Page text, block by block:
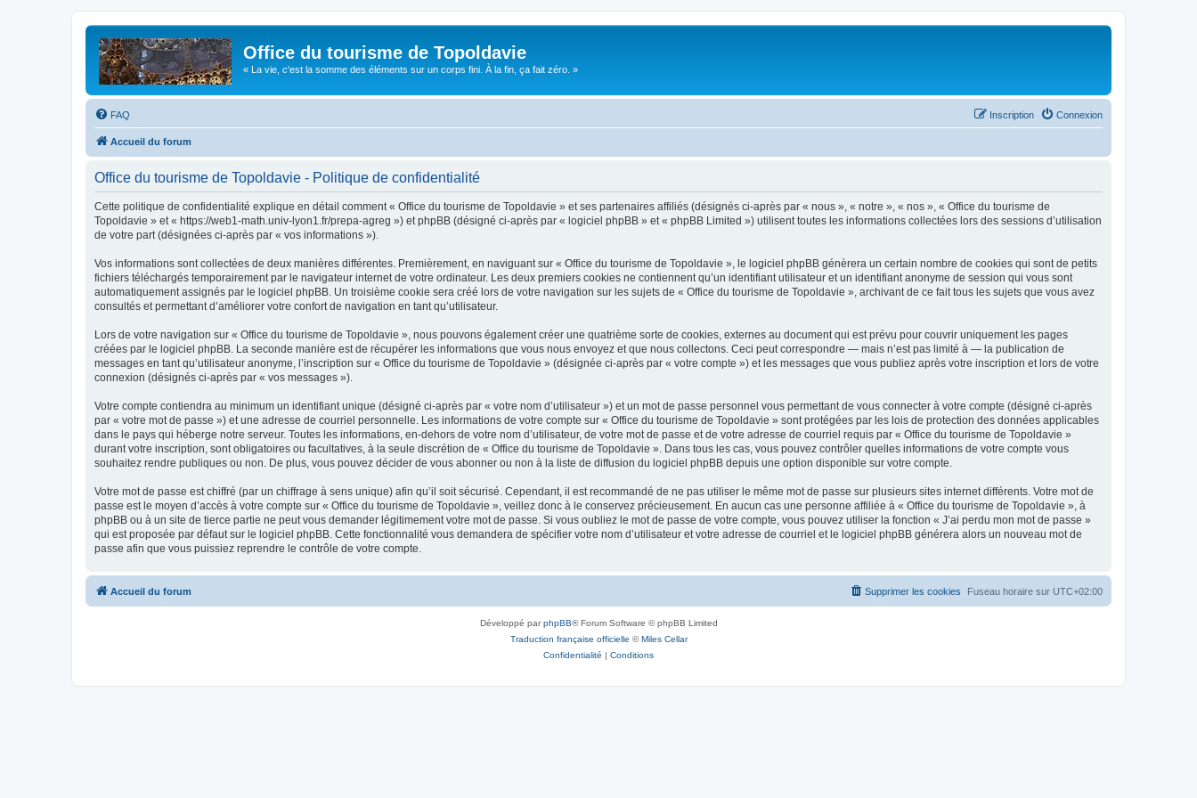
Office du tourisme de Topoldavie
« La vie, c'est la somme des éléments sur un corps fini. À la fin, ça fait zéro. »
FAQ Connexion
Inscription
Accueil du forum
Office du tourisme de Topoldavie - Politique de confidentialité
Cette politique de confidentialité explique en détail comment « Office du tourisme de Topoldavie » et ses partenaires affiliés (désignés ci-après par « nous », « notre », « nos », « Office du tourisme de
Topoldavie » et « https://web1-math.univ-lyon1.fr/prepa-agreg ») et phpBB (désigné ci-après par « logiciel phpBB » et « phpBB Limited ») utilisent toutes les informations collectées lors des sessions d’utilisation
de votre part (désignées ci-après par « vos informations »).
Vos informations sont collectées de deux manières différentes. Premièrement, en naviguant sur « Office du tourisme de Topoldavie », le logiciel phpBB génèrera un certain nombre de cookies qui sont de petits
fichiers téléchargés temporairement par le navigateur internet de votre ordinateur. Les deux premiers cookies ne contiennent qu’un identifiant utilisateur et un identifiant anonyme de session qui vous sont
automatiquement assignés par le logiciel phpBB. Un troisième cookie sera créé lors de votre navigation sur les sujets de « Office du tourisme de Topoldavie », archivant de ce fait tous les sujets que vous avez
consultés et permettant d’améliorer votre confort de navigation en tant qu’utilisateur.
Lors de votre navigation sur « Office du tourisme de Topoldavie », nous pouvons également créer une quatrième sorte de cookies, externes au document qui est prévu pour couvrir uniquement les pages
créées par le logiciel phpBB. La seconde manière est de récupérer les informations que vous nous envoyez et que nous collectons. Ceci peut correspondre — mais n’est pas limité à — la publication de
messages en tant qu’utilisateur anonyme, l’inscription sur « Office du tourisme de Topoldavie » (désignée ci-après par « votre compte ») et les messages que vous publiez après votre inscription et lors de votre
connexion (désignés ci-après par « vos messages »).
Votre compte contiendra au minimum un identifiant unique (désigné ci-après par « votre nom d’utilisateur ») et un mot de passe personnel vous permettant de vous connecter à votre compte (désigné ci-après
par « votre mot de passe ») et une adresse de courriel personnelle. Les informations de votre compte sur « Office du tourisme de Topoldavie » sont protégées par les lois de protection des données applicables
dans le pays qui héberge notre serveur. Toutes les informations, en-dehors de votre nom d’utilisateur, de votre mot de passe et de votre adresse de courriel requis par « Office du tourisme de Topoldavie »
durant votre inscription, sont obligatoires ou facultatives, à la seule discrétion de « Office du tourisme de Topoldavie ». Dans tous les cas, vous pouvez contrôler quelles informations de votre compte vous
souhaitez rendre publiques ou non. De plus, vous pouvez décider de vous abonner ou non à la liste de diffusion du logiciel phpBB depuis une option disponible sur votre compte.
Votre mot de passe est chiffré (par un chiffrage à sens unique) afin qu’il soit sécurisé. Cependant, il est recommandé de ne pas utiliser le même mot de passe sur plusieurs sites internet différents. Votre mot de
passe est le moyen d’accès à votre compte sur « Office du tourisme de Topoldavie », veillez donc à le conservez précieusement. En aucun cas une personne affiliée à « Office du tourisme de Topoldavie », à
phpBB ou à un site de tierce partie ne peut vous demander légitimement votre mot de passe. Si vous oubliez le mot de passe de votre compte, vous pouvez utiliser la fonction « J’ai perdu mon mot de passe »
qui est proposée par défaut sur le logiciel phpBB. Cette fonctionnalité vous demandera de spécifier votre nom d’utilisateur et votre adresse de courriel et le logiciel phpBB générera alors un nouveau mot de
passe afin que vous puissiez reprendre le contrôle de votre compte.
Accueil du forum Fuseau horaire sur UTC+02:00
Supprimer les cookies
Développé parphpBB® Forum Software © phpBB Limited
Traduction française officielle ©Miles Cellar
Confidentialité | Conditions